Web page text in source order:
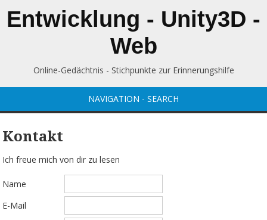
Entwicklung - Unity3D -
Web
Online-Gedächtnis - Stichpunkte zur Erinnerungshilfe
NAVIGATION - SEARCH
Kontakt
Ich freue mich von dir zu lesen
Name
E-Mail